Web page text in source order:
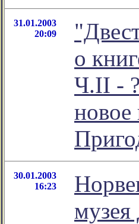
31.01.2003
20:09
о
Ч.II -
30.01.2003
16:23
музея